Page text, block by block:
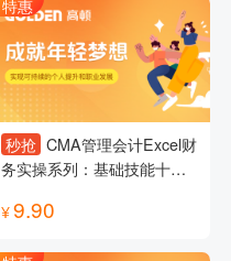
特惠
秒抢 CMA管理会计Excel财
务实操系列：基础技能十八
¥9.90